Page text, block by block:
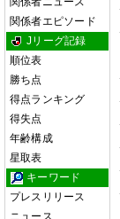
関係者エピソード
Jリーグ記録
順位表
勝ち点
得点ランキング
得失点
年齢構成
星取表
キーワード
プレスリリース
ニュース